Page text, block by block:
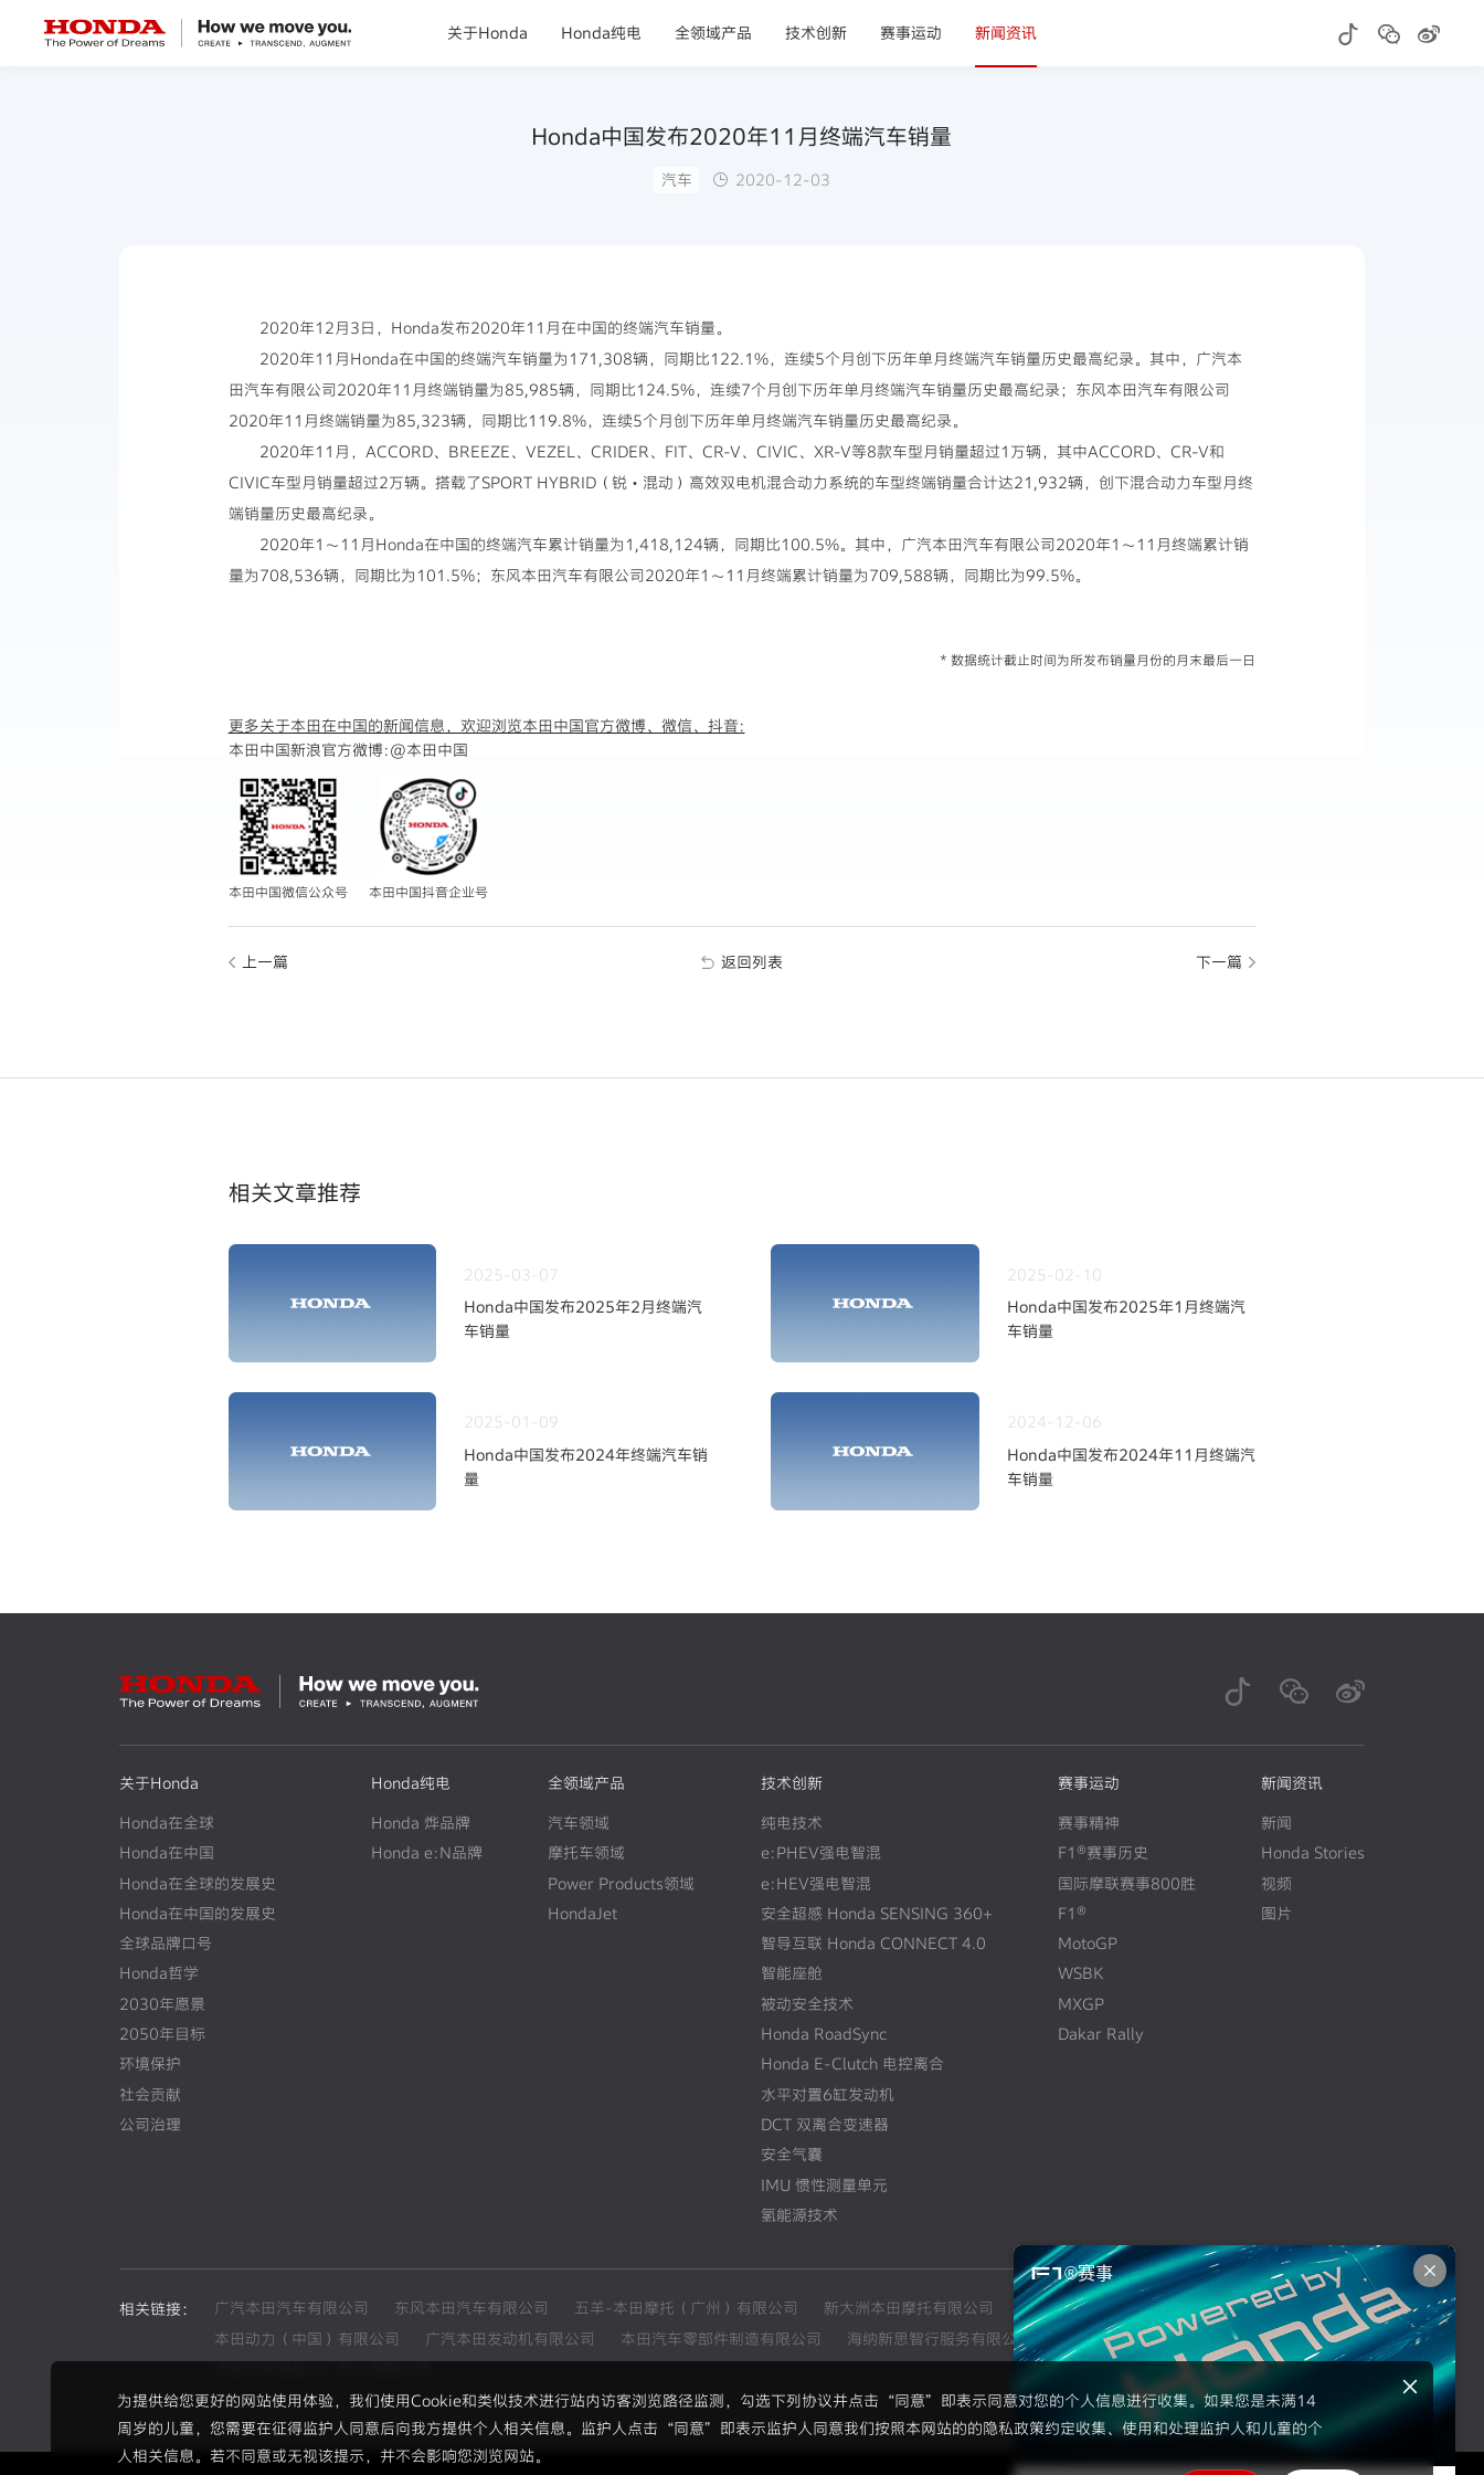
关于Honda Honda纯电 全领域产品 技术创新 赛事运动 新闻资讯
Honda中国发布2020年11月终端汽车销量
汽车 2020-12-03
2020年12月3日，Honda发布2020年11月在中国的终端汽车销量。
2020年11月Honda在中国的终端汽车销量为171,308辆，同期比122.1%，连续5个月创下历年单月终端汽车销量历史最高纪录。其中，广汽本
田汽车有限公司2020年11月终端销量为85,985辆，同期比124.5%，连续7个月创下历年单月终端汽车销量历史最高纪录；东风本田汽车有限公司
2020年11月终端销量为85,323辆，同期比119.8%，连续5个月创下历年单月终端汽车销量历史最高纪录。
2020年11月，ACCORD、BREEZE、VEZEL、CRIDER、FIT、CR-V、CIVIC、XR-V等8款车型月销量超过1万辆，其中ACCORD、CR-V和
CIVIC车型月销量超过2万辆。搭载了SPORT HYBRID（锐・混动）高效双电机混合动力系统的车型终端销量合计达21,932辆，创下混合动力车型月终
端销量历史最高纪录。
2020年1～11月Honda在中国的终端汽车累计销量为1,418,124辆，同期比100.5%。其中，广汽本田汽车有限公司2020年1～11月终端累计销
量为708,536辆，同期比为101.5%；东风本田汽车有限公司2020年1～11月终端累计销量为709,588辆，同期比为99.5%。
* 数据统计截止时间为所发布销量月份的月末最后一日
更多关于本田在中国的新闻信息，欢迎浏览本田中国官方微博、微信、抖音:
本田中国新浪官方微博:@本田中国
本田中国微信公众号 本田中国抖音企业号
上一篇 返回列表 下一篇
相关文章推荐
2025-03-07
Honda中国发布2025年2月终端汽
车销量
2025-02-10
Honda中国发布2025年1月终端汽
车销量
2025-01-09
Honda中国发布2024年终端汽车销
量
2024-12-06
Honda中国发布2024年11月终端汽
车销量
为提供给您更好的网站使用体验，我们使用Cookie和类似技术进行站内访客浏览路径监测，勾选下列协议并点击“同意”即表示同意对您的个人信息进行收集。如果您是未满14
周岁的儿童，您需要在征得监护人同意后向我方提供个人相关信息。监护人点击“同意”即表示监护人同意我们按照本网站的的隐私政策约定收集、使用和处理监护人和儿童的个
人相关信息。若不同意或无视该提示，并不会影响您浏览网站。
关于Honda
Honda在全球
Honda在中国
Honda在全球的发展史
Honda在中国的发展史
全球品牌口号
Honda哲学
2030年愿景
2050年目标
环境保护
社会贡献
公司治理
Honda纯电
Honda 烨品牌
Honda e:N品牌
全领域产品
汽车领域
摩托车领域
Power Products领域
HondaJet
技术创新
纯电技术
e:PHEV强电智混
e:HEV强电智混
安全超感 Honda SENSING 360+
智导互联 Honda CONNECT 4.0
智能座舱
被动安全技术
Honda RoadSync
Honda E-Clutch 电控离合
水平对置6缸发动机
DCT 双离合变速器
安全气囊
IMU 惯性测量单元
氢能源技术
赛事运动
赛事精神
F1®赛事历史
国际摩联赛事800胜
F1®
MotoGP
WSBK
MXGP
Dakar Rally
新闻资讯
新闻
Honda Stories
视频
图片
相关链接： 广汽本田汽车有限公司 东风本田汽车有限公司 五羊-本田摩托（广州）有限公司 新大洲本田摩托有限公司
本田摩托车销售（上海）有限公司
本田动力（中国）有限公司
广汽本田发动机有限公司 本田汽车零部件制造有限公司 海纳新思智行服务有限公司
东风本田汽车零部件有限公司
F1®赛事